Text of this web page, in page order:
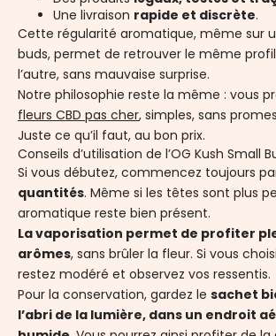
Une livraison rapide et discrète.
Cette régularité aromatique, même sur
buds, permet de retrouver le même
l’autre, sans mauvaise surprise.
Notre philosophie reste la même : vous
fleurs CBD pas cher, simples, sans
Juste ce qu’il faut, au bon prix.
Conseils d’utilisation de l’OG Kush Small
Si vous débutez, commencez toujours
quantités. Même si les têtes sont plus
aromatique reste bien présent.
La vaporisation permet de profiter
arômes, sans brûler la fleur. Si vous
restez modéré et observez vos ressentis.
Pour la conservation, gardez le sachet
l’abri de la lumière, dans un endroit